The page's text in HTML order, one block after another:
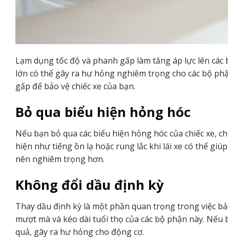
Lạm dụng tốc độ và phanh gấp làm tăng áp lực lên
lớn có thể gây ra hư hỏng nghiêm trọng cho các bộ
gấp để bảo vệ chiếc xe của bạn.
Bỏ qua biểu hiện hỏng hóc
Nếu bạn bỏ qua các biểu hiện hỏng hóc của chiếc xe,
hiện như tiếng ồn lạ hoặc rung lắc khi lái xe có thể
nên nghiêm trọng hơn.
Không đổi dầu định kỳ
Thay dầu định kỳ là một phần quan trọng trong việc
mượt mà và kéo dài tuổi thọ của các bộ phận này.
quả, gây ra hư hỏng cho động cơ.